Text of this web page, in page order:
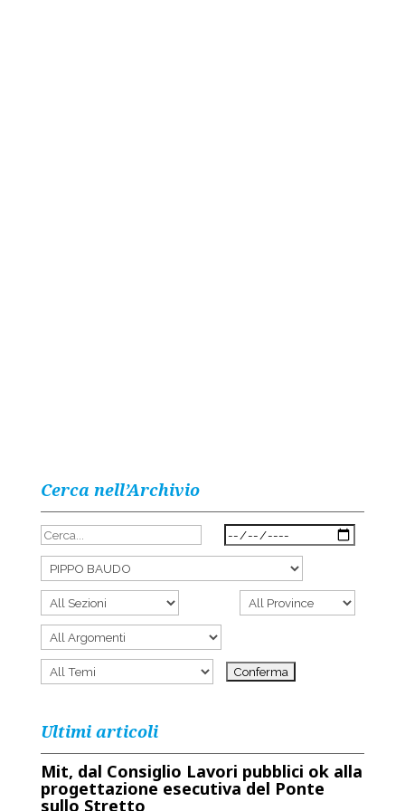
Cerca nell’Archivio
Ultimi articoli
Mit, dal Consiglio Lavori pubblici ok alla
progettazione esecutiva del Ponte
sullo Stretto